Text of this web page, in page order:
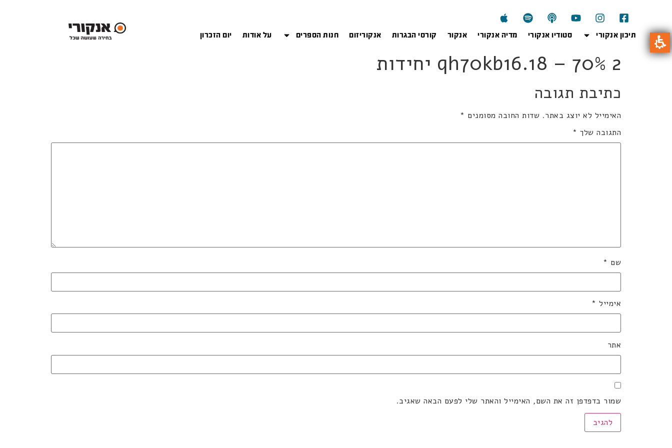
תיכון אנקורי סטודיו אנקורי מדיה אנקורי אנקור קורסי הבגרות אנקוריזום חנות הספרים על אודות יום הזכרון
qh70kb16.18 – 70% 2 יחידות
כתיבת תגובה
האימייל לא יוצג באתר. שדות החובה מסומנים *
התגובה שלך *
שם *
אימייל *
אתר
שמור בדפדפן זה את השם, האימייל והאתר שלי לפעם הבאה שאגיב.